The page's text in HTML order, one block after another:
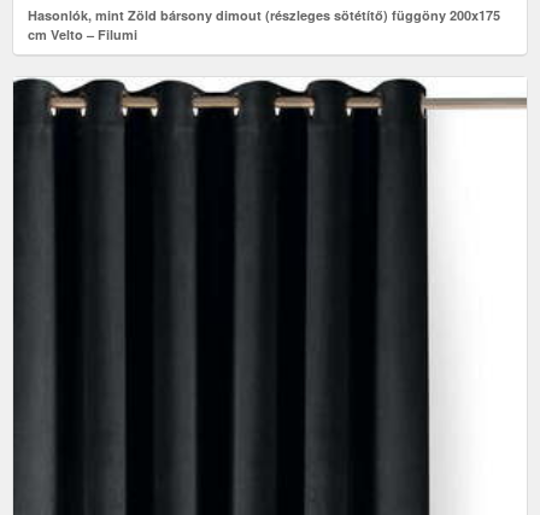
Hasonlók, mint Zöld bársony dimout (részleges sötétítő) függöny 200x175
cm Velto – Filumi